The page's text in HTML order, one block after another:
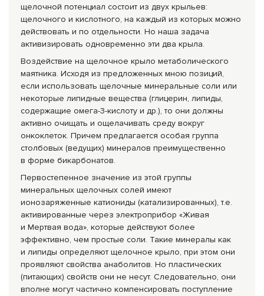
щелочной потенциал состоит из двух крыльев:
щелочного и кислотного, на каждый из которых можно
действовать и по отдельности. Но наша задача
активизировать одновременно эти два крыла.
Воздействие на щелочное крыло метаболического
маятника. Исходя из предложенных мною позиций,
если использовать щелочные минеральные соли или
некоторые липидные вещества (глицерин, липиды,
содержащие омега-3-кислоту и др.), то они должны
активно очищать и ощелачивать среду вокруг
онкоклеток. Причем предлагается особая группа
столбовых (ведущих) минералов преимущественно
в форме бикарбонатов.
Первостепенное значение из этой группы
минеральных щелочных солей имеют
ионозаряженные катиониды (катализированных), т.е.
активированные через электроприбор «Живая
и Мертвая вода», которые действуют более
эффективно, чем простые соли. Такие минералы как
и липиды определяют щелочное крыло, при этом они
проявляют свойства анаболитов. Но пластических
(питающих) свойств они не несут. Следовательно, они
вполне могут частично компенсировать поступление